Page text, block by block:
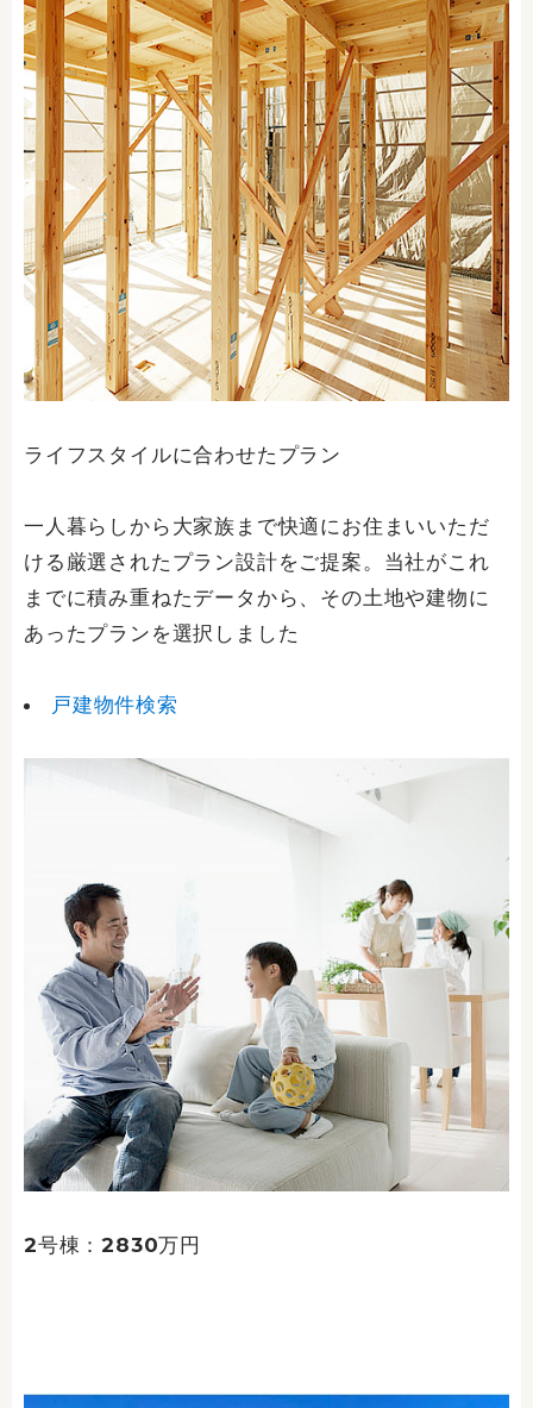
ライフスタイルに合わせたプラン
一人暮らしから大家族まで快適にお住まいいただ
ける厳選されたプラン設計をご提案。当社がこれ
までに積み重ねたデータから、その土地や建物に
あったプランを選択しました
戸建物件検索
2号棟：2830万円